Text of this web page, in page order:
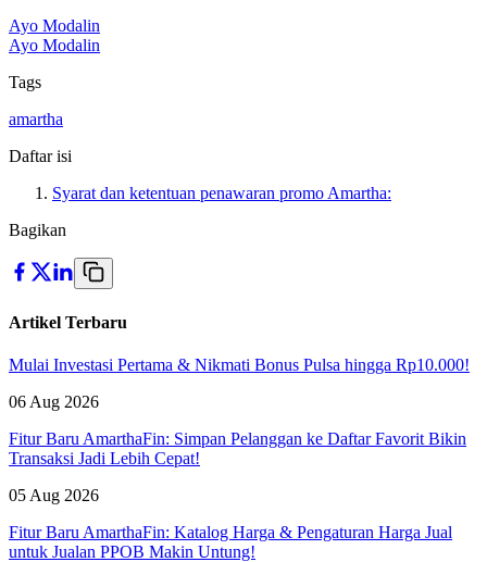
Ayo Modalin
Ayo Modalin
Tags
amartha
Daftar isi
Syarat dan ketentuan penawaran promo Amartha:
Bagikan
Artikel Terbaru
Mulai Investasi Pertama & Nikmati Bonus Pulsa hingga Rp10.000!
06 Aug 2026
Fitur Baru AmarthaFin: Simpan Pelanggan ke Daftar Favorit Bikin
Transaksi Jadi Lebih Cepat!
05 Aug 2026
Fitur Baru AmarthaFin: Katalog Harga & Pengaturan Harga Jual
untuk Jualan PPOB Makin Untung!